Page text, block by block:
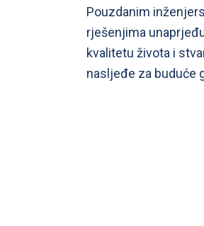
Pouzdanim
rješenjima
kvalitetu života i
nasljeđe za buduće